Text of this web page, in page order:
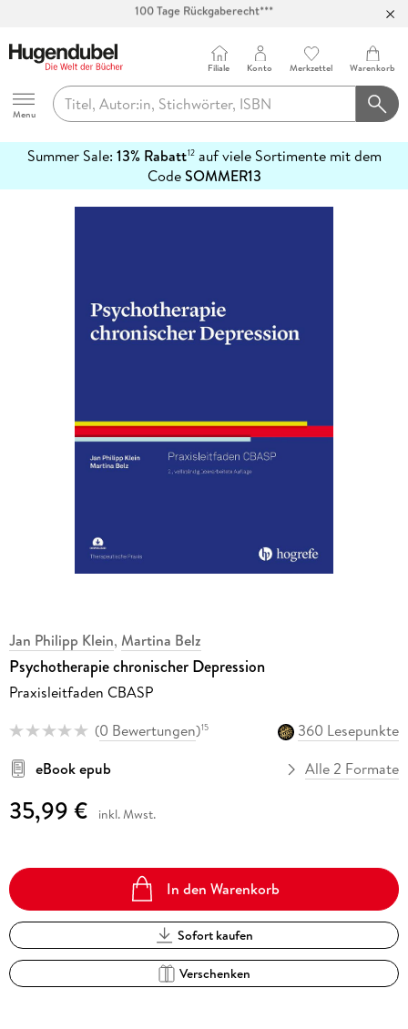
Abholung in über 100 Filialen
Hugendubel
Menu
Filiale Konto Merkzettel Warenkorb
Summer Sale: 13% Rabatt12auf viele Sortimente mit dem
CodeSOMMER13
erfahren
Jan Philipp Klein, Martina Belz
Psychotherapie chronischer Depression
Praxisleitfaden CBASP
(0 Bewertungen)15
360 Lesepunkte
eBook epub
Alle 2 Formate
35,99 € inkl. Mwst.
In den Warenkorb
Sofort kaufen
Verschenken